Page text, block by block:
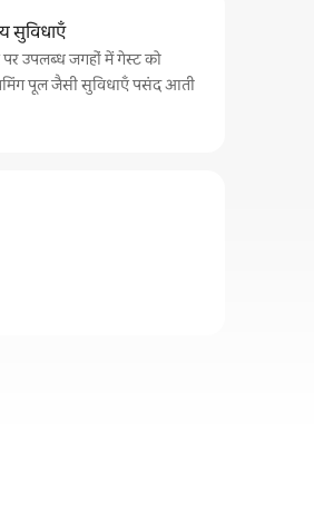
सुविधाएँ
पर उपलब्ध जगहों में गेस्ट को
पूल जैसी सुविधाएँ पसंद आती